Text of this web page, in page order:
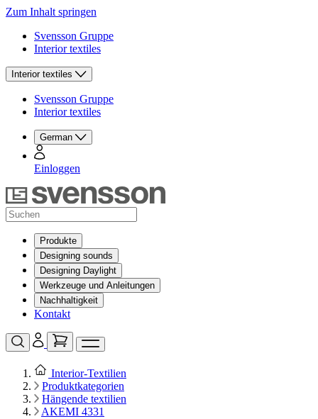
Zum Inhalt springen
Svensson Gruppe
Interior textiles
Interior textiles
Svensson Gruppe
Interior textiles
German
Einloggen
Produkte
Designing sounds
Designing Daylight
Werkzeuge und Anleitungen
Nachhaltigkeit
Kontakt
Interior‑Textilien
Produktkategorien
Hängende textilien
AKEMI 4331